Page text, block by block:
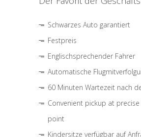
Schwarzes Auto garantiert
Festpreis
Englischsprechender Fahrer
Automatische
60 Minuten Wartezeit nach
Convenient pickup at
point
Kindersitze verfügbar auf